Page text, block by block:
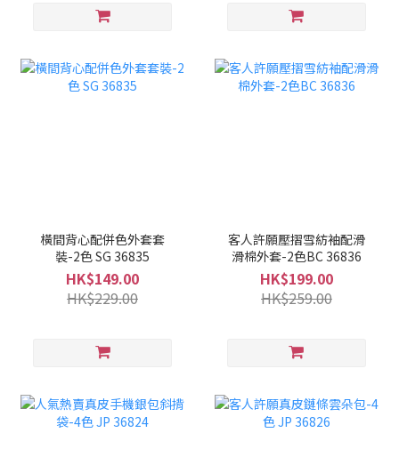
橫間背心配併色外套套
裝-2色 SG 36835
HK$149.00
HK$229.00
客人許願壓摺雪紡袖配滑
滑棉外套-2色BC 36836
HK$199.00
HK$259.00